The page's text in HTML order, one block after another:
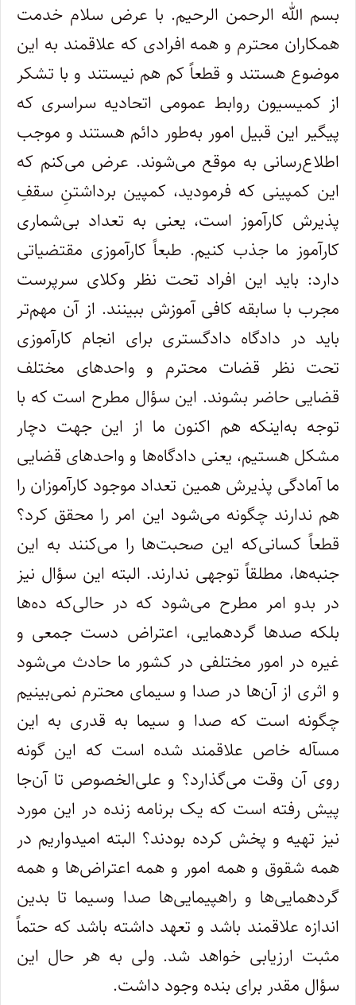
بسم الله الرحمن الرحیم. با عرض سلام خدمت
همکاران محترم و همه افرادی که علاقمند به این
موضوع هستند و قطعاً کم هم نیستند و با تشکر
از کمیسیون روابط عمومی اتحادیه سراسری که
پیگیر این قبیل امور به‌طور دائم هستند و موجب
اطلاع‌رسانی به موقع می‌شوند. عرض می‌کنم که
این کمپینی که فرمودید، کمپین برداشتنِ سقفِ
پذیرش کارآموز است، یعنی به تعداد بی‌شماری
کارآموز ما جذب کنیم. طبعاً کارآموزی مقتضیاتی
دارد: باید این افراد تحت نظر وکلای سرپرست
مجرب با سابقه کافی آموزش ببینند. از آن مهم‌تر
باید در دادگاه دادگستری برای انجام کارآموزی
تحت نظر قضات محترم و واحدهای مختلف
قضایی حاضر بشوند. این سؤال مطرح است که با
توجه به‌اینکه هم اکنون ما از این جهت دچار
مشکل هستیم، یعنی دادگاه‌ها و واحدهای قضایی
ما آمادگی پذیرش همین تعداد موجود کارآموزان را
هم ندارند چگونه می‌شود این امر را محقق کرد؟
قطعاً کسانی‌که این صحبت‌ها را می‌کنند به این
جنبه‌ها، مطلقاً توجهی ندارند. البته این سؤال نیز
در بدو امر مطرح می‌شود که در حالی‌که ده‌ها
بلکه صدها گردهمایی، اعتراض دست جمعی و
غیره در امور مختلفی در کشور ما حادث می‌شود
و اثری از آن‌ها در صدا و سیمای محترم نمی‌بینیم
چگونه است که صدا و سیما به قدری به این
مسآله خاص علاقمند شده است که این گونه
روی آن وقت می‌گذارد؟ و علی‌الخصوص تا آن‌جا
پیش رفته است که یک برنامه زنده در این مورد
نیز تهیه و پخش کرده بودند؟ البته امیدواریم در
همه شقوق و همه امور و همه اعتراض‌ها و همه
گردهمایی‌ها و راهپیمایی‌ها صدا وسیما تا بدین
اندازه علاقمند باشد و تعهد داشته باشد که حتماً
مثبت ارزیابی خواهد شد. ولی به هر حال این
سؤال مقدر برای بنده وجود داشت.